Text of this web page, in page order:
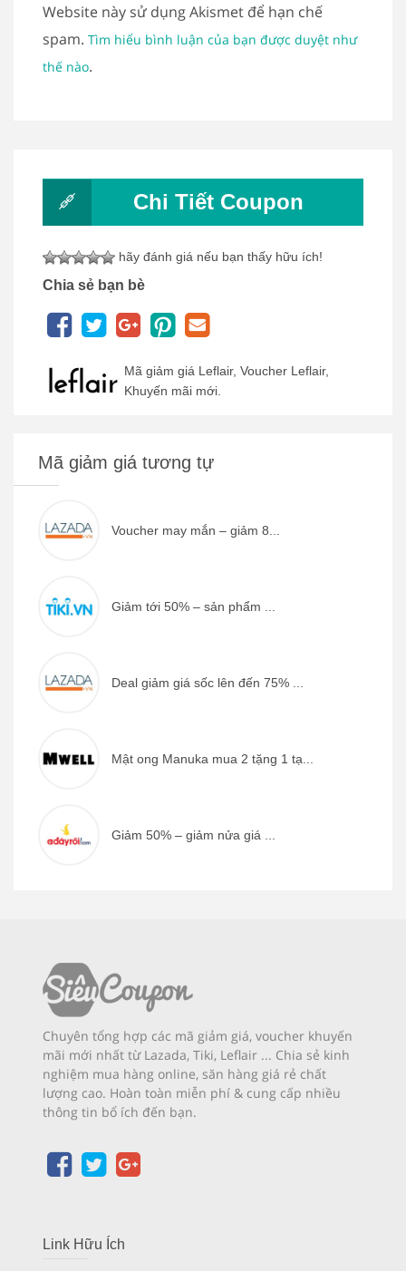
Website này sử dụng Akismet để hạn chế
spam. Tìm hiểu bình luận của bạn được duyệt như
thế nào.
Chi Tiết Coupon
hãy đánh giá nếu bạn thấy hữu ích!
Chia sẻ bạn bè
Mã giảm giá Leflair, Voucher Leflair,
Khuyến mãi mới.
Mã giảm giá tương tự
Voucher may mắn – giảm 8...
Giảm tới 50% – sản phẩm ...
Deal giảm giá sốc lên đến 75% ...
Mật ong Manuka mua 2 tặng 1 tạ...
Giảm 50% – giảm nửa giá ...
Chuyên tổng hợp các mã giảm giá, voucher khuyến
mãi mới nhất từ Lazada, Tiki, Leflair ... Chia sẻ kinh
nghiệm mua hàng online, săn hàng giá rẻ chất
lượng cao. Hoàn toàn miễn phí & cung cấp nhiều
thông tin bổ ích đến bạn.
Link Hữu Ích